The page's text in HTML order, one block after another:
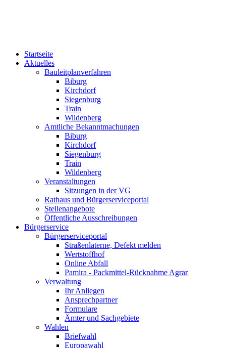
Startseite
Aktuelles
Bauleitplanverfahren
Biburg
Kirchdorf
Siegenburg
Train
Wildenberg
Amtliche Bekanntmachungen
Biburg
Kirchdorf
Siegenburg
Train
Wildenberg
Veranstaltungen
Sitzungen in der VG
Rathaus und Bürgerserviceportal
Stellenangebote
Öffentliche Ausschreibungen
Bürgerservice
Bürgerserviceportal
Straßenlaterne, Defekt melden
Wertstoffhof
Online Abfall
Pamira - Packmittel-Rücknahme Agrar
Verwaltung
Ihr Anliegen
Ansprechpartner
Formulare
Ämter und Sachgebiete
Wahlen
Briefwahl
Europawahl